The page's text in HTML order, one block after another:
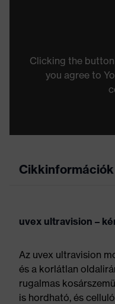
Clicking the
you agree to
Cikkinformációk
uvex ultravision –
Az uvex ultravision
és a korlátlan
rugalmas
is hordható, és